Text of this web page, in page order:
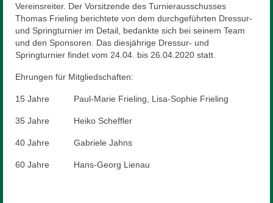
Vereinsreiter. Der Vorsitzende des Turnierausschusses
Thomas Frieling berichtete von dem durchgeführten Dressur-
und Springturnier im Detail, bedankte sich bei seinem Team
und den Sponsoren. Das diesjährige Dressur- und
Springturnier findet vom 24.04. bis 26.04.2020 statt.
Ehrungen für Mitgliedschaften:
15 Jahre Paul-Marie Frieling, Lisa-Sophie Frieling
35 Jahre Heiko Scheffler
40 Jahre Gabriele Jahns
60 Jahre Hans-Georg Lienau